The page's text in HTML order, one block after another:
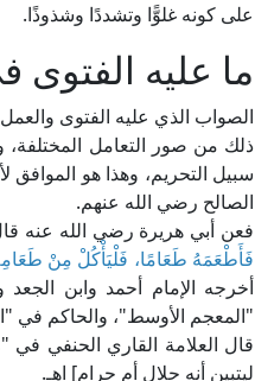
على كونه غلوًّا وتشددًا وشذوذًا.
ما عليه الفتوى
الصواب الذي عليه الفتوى
ذلك من صور التعامل
سبيل التحريم، وهذا هو
الصالح رضي الله عنهم.
فعن أبي هريرة رضي الله عنه
فَأَطْعَمَهُ طَعَامًا، فَلْيَأْكُلْ مِنْ
أخرجه الإمام أحمد وابن
"المعجم الأوسط"، والحاكم في
قال العلامة القاري الحنفي في "مرقاة
ليتبين أنه حلال أم حرام] اهـ.